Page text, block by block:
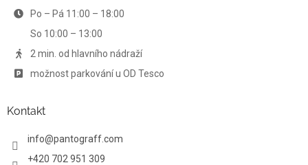
i
Po – Pá 11:00 – 18:00
So 10:00 – 13:00
2 min. od hlavního nádraží
možnost parkování u OD Tesco
Kontakt
info@pantograff.com
+420 702 951 309